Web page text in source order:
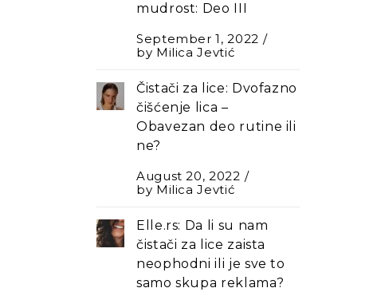
mudrost: Deo III
September 1, 2022
by Milica Jevtić
Čistači za lice: Dvofazno
čišćenje lica –
Оbavezan deo rutine ili
ne?
August 20, 2022
by Milica Jevtić
Elle.rs: Da li su nam
čistači za lice zaista
neophodni ili je sve to
samo skupa reklama?